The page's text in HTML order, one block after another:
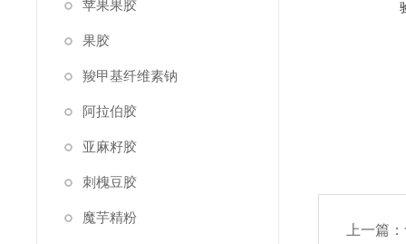
苹果果胶
果胶
羧甲基纤维素钠
阿拉伯胶
亚麻籽胶
刺槐豆胶
魔芋精粉
上一篇：